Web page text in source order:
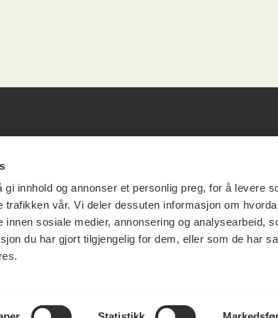
innhold og annonser et personlig preg, for å levere
trafikken vår. Vi deler dessuten informasjon om
sosiale medier, annonsering og analysearbeid,
du har gjort tilgjengelig for dem, eller som de har
11
info